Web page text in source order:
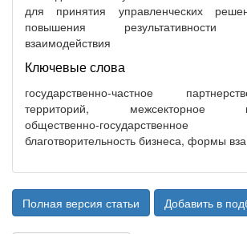
для принятия управленческих
повышения результативности
взаимодействия
Ключевые слова
государственно-частное
территорий, межсекторное
общественно-государственное
благотворительность бизнеса, формы
Полная версия статьи Добавить в